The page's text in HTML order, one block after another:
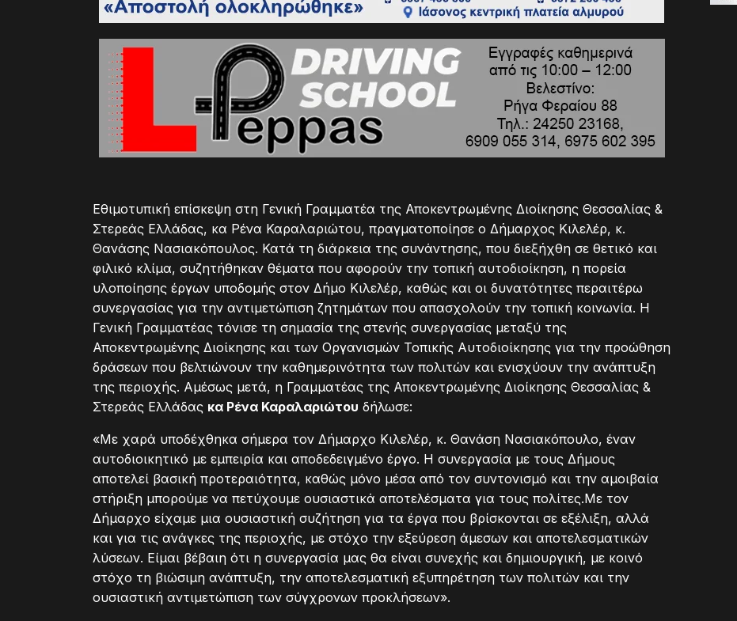
Εθιμοτυπική επίσκεψη στη Γενική Γραμματέα της Αποκεντρωμένης Διοίκησης Θεσσαλίας &
Στερεάς Ελλάδας, κα Ρένα Καραλαριώτου, πραγματοποίησε ο Δήμαρχος Κιλελέρ, κ.
Θανάσης Νασιακόπουλος. Κατά τη διάρκεια της συνάντησης, που διεξήχθη σε θετικό και
φιλικό κλίμα, συζητήθηκαν θέματα που αφορούν την τοπική αυτοδιοίκηση, η πορεία
υλοποίησης έργων υποδομής στον Δήμο Κιλελέρ, καθώς και οι δυνατότητες περαιτέρω
συνεργασίας για την αντιμετώπιση ζητημάτων που απασχολούν την τοπική κοινωνία. Η
Γενική Γραμματέας τόνισε τη σημασία της στενής συνεργασίας μεταξύ της
Αποκεντρωμένης Διοίκησης και των Οργανισμών Τοπικής Αυτοδιοίκησης για την προώθηση
δράσεων που βελτιώνουν την καθημερινότητα των πολιτών και ενισχύουν την ανάπτυξη
της περιοχής. Αμέσως μετά, η Γραμματέας της Αποκεντρωμένης Διοίκησης Θεσσαλίας &
Στερεάς Ελλάδας κα Ρένα Καραλαριώτου δήλωσε:
«Με χαρά υποδέχθηκα σήμερα τον Δήμαρχο Κιλελέρ, κ. Θανάση Νασιακόπουλο, έναν
αυτοδιοικητικό με εμπειρία και αποδεδειγμένο έργο. Η συνεργασία με τους Δήμους
αποτελεί βασική προτεραιότητα, καθώς μόνο μέσα από τον συντονισμό και την αμοιβαία
στήριξη μπορούμε να πετύχουμε ουσιαστικά αποτελέσματα για τους πολίτες.Με τον
Δήμαρχο είχαμε μια ουσιαστική συζήτηση για τα έργα που βρίσκονται σε εξέλιξη, αλλά
και για τις ανάγκες της περιοχής, με στόχο την εξεύρεση άμεσων και αποτελεσματικών
λύσεων. Είμαι βέβαιη ότι η συνεργασία μας θα είναι συνεχής και δημιουργική, με κοινό
στόχο τη βιώσιμη ανάπτυξη, την αποτελεσματική εξυπηρέτηση των πολιτών και την
ουσιαστική αντιμετώπιση των σύγχρονων προκλήσεων».